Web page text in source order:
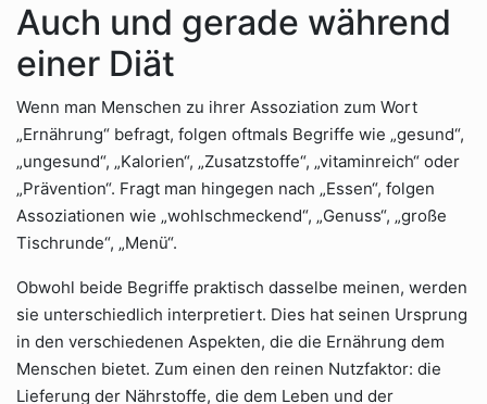
Auch und gerade während
einer Diät
Wenn man Menschen zu ihrer Assoziation zum Wort
„Ernährung“ befragt, folgen oftmals Begriffe wie „gesund“,
„ungesund“, „Kalorien“, „Zusatzstoffe“, „vitaminreich“ oder
„Prävention“. Fragt man hingegen nach „Essen“, folgen
Assoziationen wie „wohlschmeckend“, „Genuss“, „große
Tischrunde“, „Menü“.
Obwohl beide Begriffe praktisch dasselbe meinen, werden
sie unterschiedlich interpretiert. Dies hat seinen Ursprung
in den verschiedenen Aspekten, die die Ernährung dem
Menschen bietet. Zum einen den reinen Nutzfaktor: die
Lieferung der Nährstoffe, die dem Leben und der